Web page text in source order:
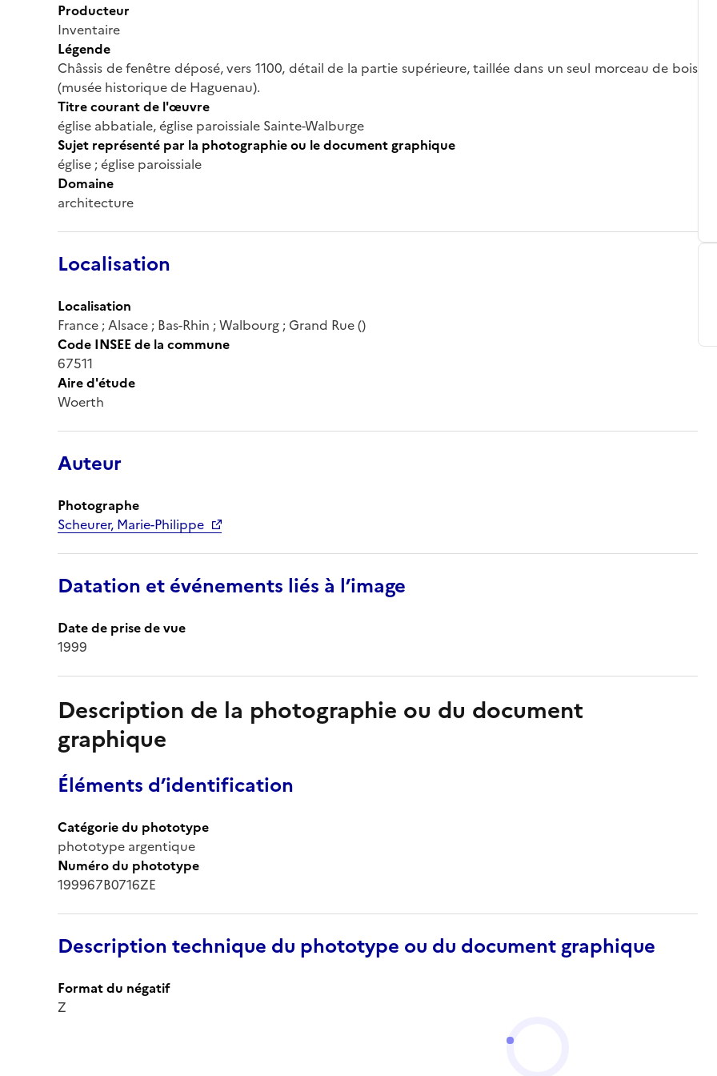
Producteur
Inventaire
Légende
Châssis de fenêtre déposé, vers 1100, détail de la partie supérieure, taillée dans un seul morceau de bois
(musée historique de Haguenau).
Titre courant de l'œuvre
église abbatiale, église paroissiale Sainte-Walburge
Sujet représenté par la photographie ou le document graphique
église ; église paroissiale
Domaine
architecture
Localisation
Localisation
France ; Alsace ; Bas-Rhin ; Walbourg ; Grand Rue ()
Code INSEE de la commune
67511
Aire d'étude
Woerth
Auteur
Photographe
Scheurer, Marie-Philippe
Datation et événements liés à l’image
Date de prise de vue
1999
Description de la photographie ou du document
graphique
Éléments d’identification
Catégorie du phototype
phototype argentique
Numéro du phototype
199967B0716ZE
Description technique du phototype ou du document graphique
Format du négatif
Z